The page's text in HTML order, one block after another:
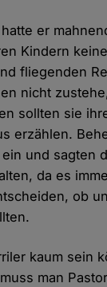
er
Kindern
fliegenden
nicht
sollten sie
erzählen.
und sagten
da es
ob
kaum sein
man